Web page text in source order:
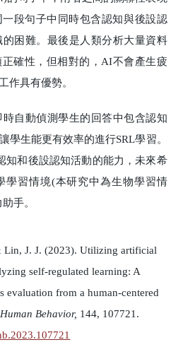
段句子中同時包含認知與後設認
困難。最後是人類分析大量資料
確性，但相對的，AI不會產生疲
作具有優勢。
動偵測學生的回答中包含認知
學生能更有效率的進行SRL學習。
知和後設認知活動的能力，未來希
學習情境(本研究中為生物學習情
手。
Lin, J. J. (2023). Utilizing artificial
self-regulated learning: A
evaluation from a human-centered
Behavior, 144, 107721.